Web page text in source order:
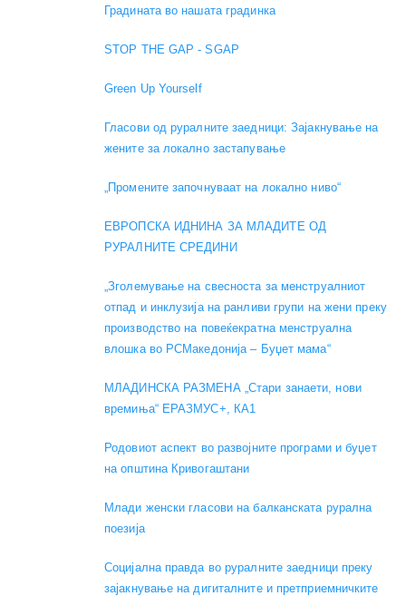
Градината во нашата градинка
STOP THE GAP - SGAP
Green Up Yourself
Гласови од руралните заедници: Зајакнување на
жените за локално застапување
„Промените започнуваат на локално ниво“
ЕВРОПСКА ИДНИНА ЗА МЛАДИТЕ ОД
РУРАЛНИТЕ СРЕДИНИ
„Зголемување на свесноста за менструалниот
отпад и инклузија на ранливи групи на жени преку
производство на повеќекратна менструална
влошка во РСМакедонија – Буџет мама“
МЛАДИНСКА РАЗМЕНА „Стари занаети, нови
времиња“ ЕРАЗМУС+, КА1
Родовиот аспект во развојните програми и буџет
на општина Кривогаштани
Mлади женски гласови на балканската рурална
поезија
Социјална правда во руралните заедници преку
зајакнување на дигиталните и претприемничките